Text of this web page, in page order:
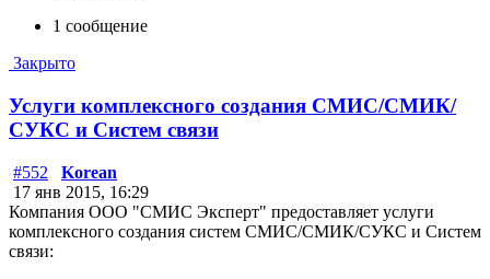
1 сообщение
Закрыто
Услуги комплексного создания СМИС/СМИК/
СУКС и Систем связи
#552
Korean
17 янв 2015, 16:29
Компания ООО "СМИС Эксперт" предоставляет услуги
комплексного создания систем СМИС/СМИК/СУКС и Систем
связи: